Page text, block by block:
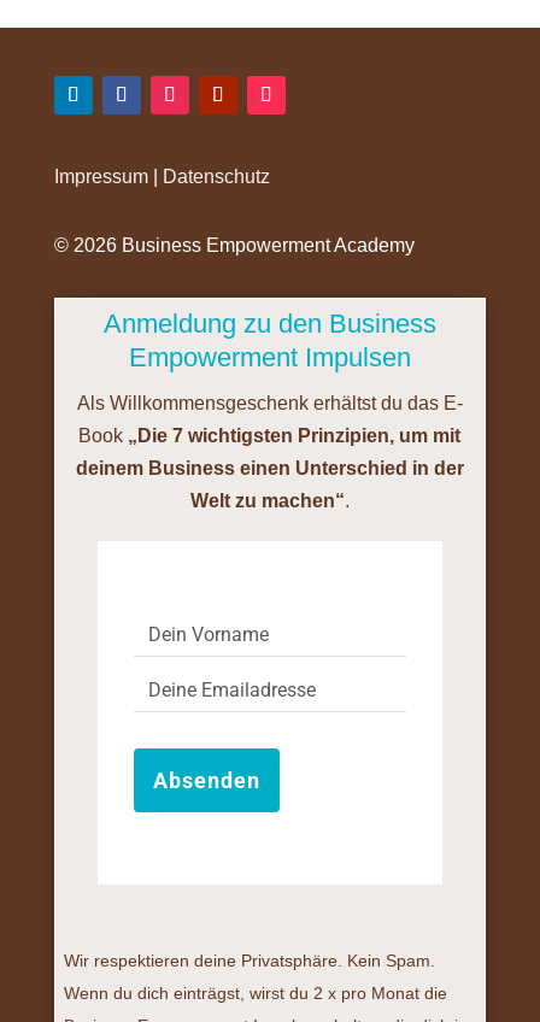
Impressum| Datenschutz
©️ 2026 Business Empowerment Academy
Anmeldung zu den Business
Empowerment Impulsen
Als Willkommensgeschenk erhältst du das E-
Book „Die 7 wichtigsten Prinzipien, um mit
deinem Business einen Unterschied in der
Welt zu machen“.
Absenden
Wir respektieren deine Privatsphäre. Kein Spam.
Wenn du dich einträgst, wirst du 2 x pro Monat die